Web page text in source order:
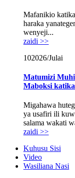
Mafanikio
haraka
wenyeji...
zaidi >>
102026/Julai
Matumizi
Maboksi
Migahawa
ya usafiri ili
salama wakati
zaidi >>
Kuhusu Sisi
Video
Wasiliana Nasi